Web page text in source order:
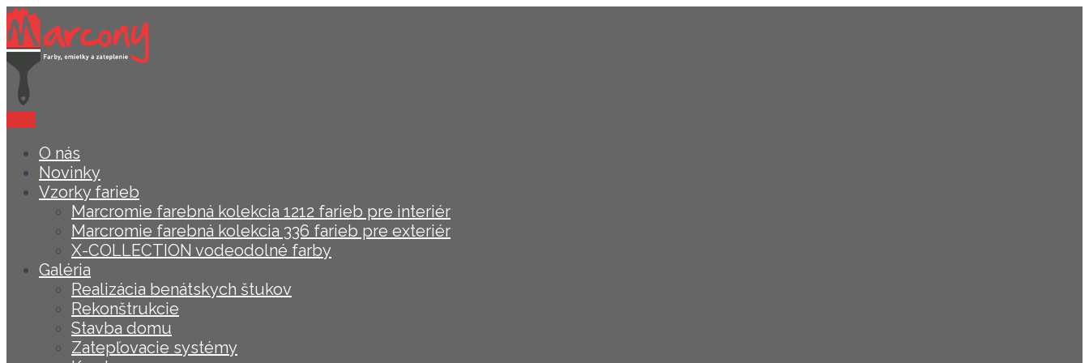
O nás
Novinky
Vzorky farieb
Marcromie farebná kolekcia 1212 farieb pre interiér
Marcromie farebná kolekcia 336 farieb pre exteriér
X-COLLECTION vodeodolné farby
Galéria
Realizácia benátskych štukov
Rekonštrukcie
Stavba domu
Zatepľovacie systémy